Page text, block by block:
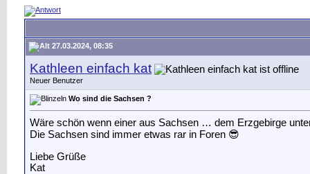
27.03.2024, 08:35
Kathleen einfach kat
Neuer Benutzer
Wo sind die Sachsen ?
Wäre schön wenn einer aus Sachsen … dem Erzgebirge
Die Sachsen sind immer etwas rar in Foren 😎
Liebe Grüße
Kat